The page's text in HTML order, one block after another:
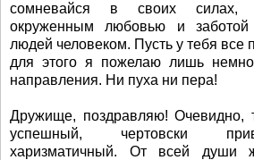
сомневайся в своих силах,
окруженным любовью и
людей человеком. Пусть у тебя все
для этого я пожелаю лишь
направления. Ни пуха ни пера!
Дружище, поздравляю! Очевидно,
успешный, чертовски
харизматичный. От всей души